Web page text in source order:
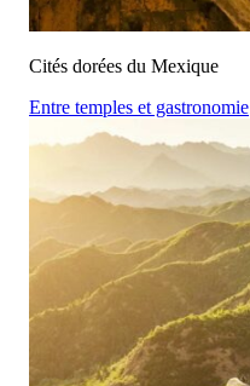
Cités dorées du Mexique
Entre temples et gastronomie